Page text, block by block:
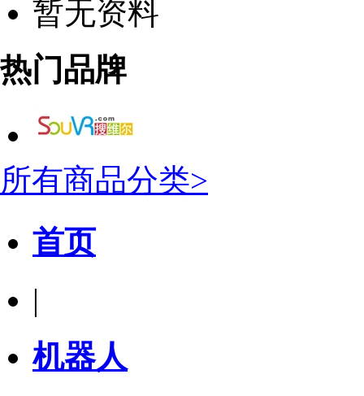
暂无资料
热门品牌
所有商品分类>
首页
|
机器人